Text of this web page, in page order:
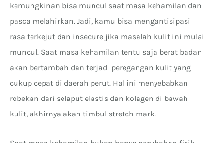
kemungkinan bisa muncul saat masa kehamilan dan
pasca melahirkan. Jadi, kamu bisa mengantisipasi
rasa terkejut dan insecure jika masalah kulit ini mulai
muncul. Saat masa kehamilan tentu saja berat badan
akan bertambah dan terjadi peregangan kulit yang
cukup cepat di daerah perut. Hal ini menyebabkan
robekan dari selaput elastis dan kolagen di bawah
kulit, akhirnya akan timbul stretch mark.